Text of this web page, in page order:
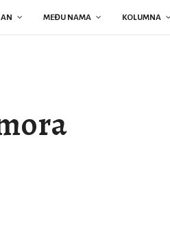
MEĐU NAMA KOLUMNA